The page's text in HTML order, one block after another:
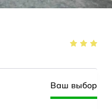
Ваш выбор